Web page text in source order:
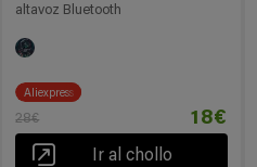
altavoz Bluetooth
Aliexpress
28€ 18€
Ir al chollo